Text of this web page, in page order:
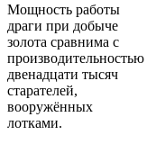
Мощность работы
драги при добыче
золота сравнима с
производительностью
двенадцати тысяч
старателей,
вооружённых
лотками.